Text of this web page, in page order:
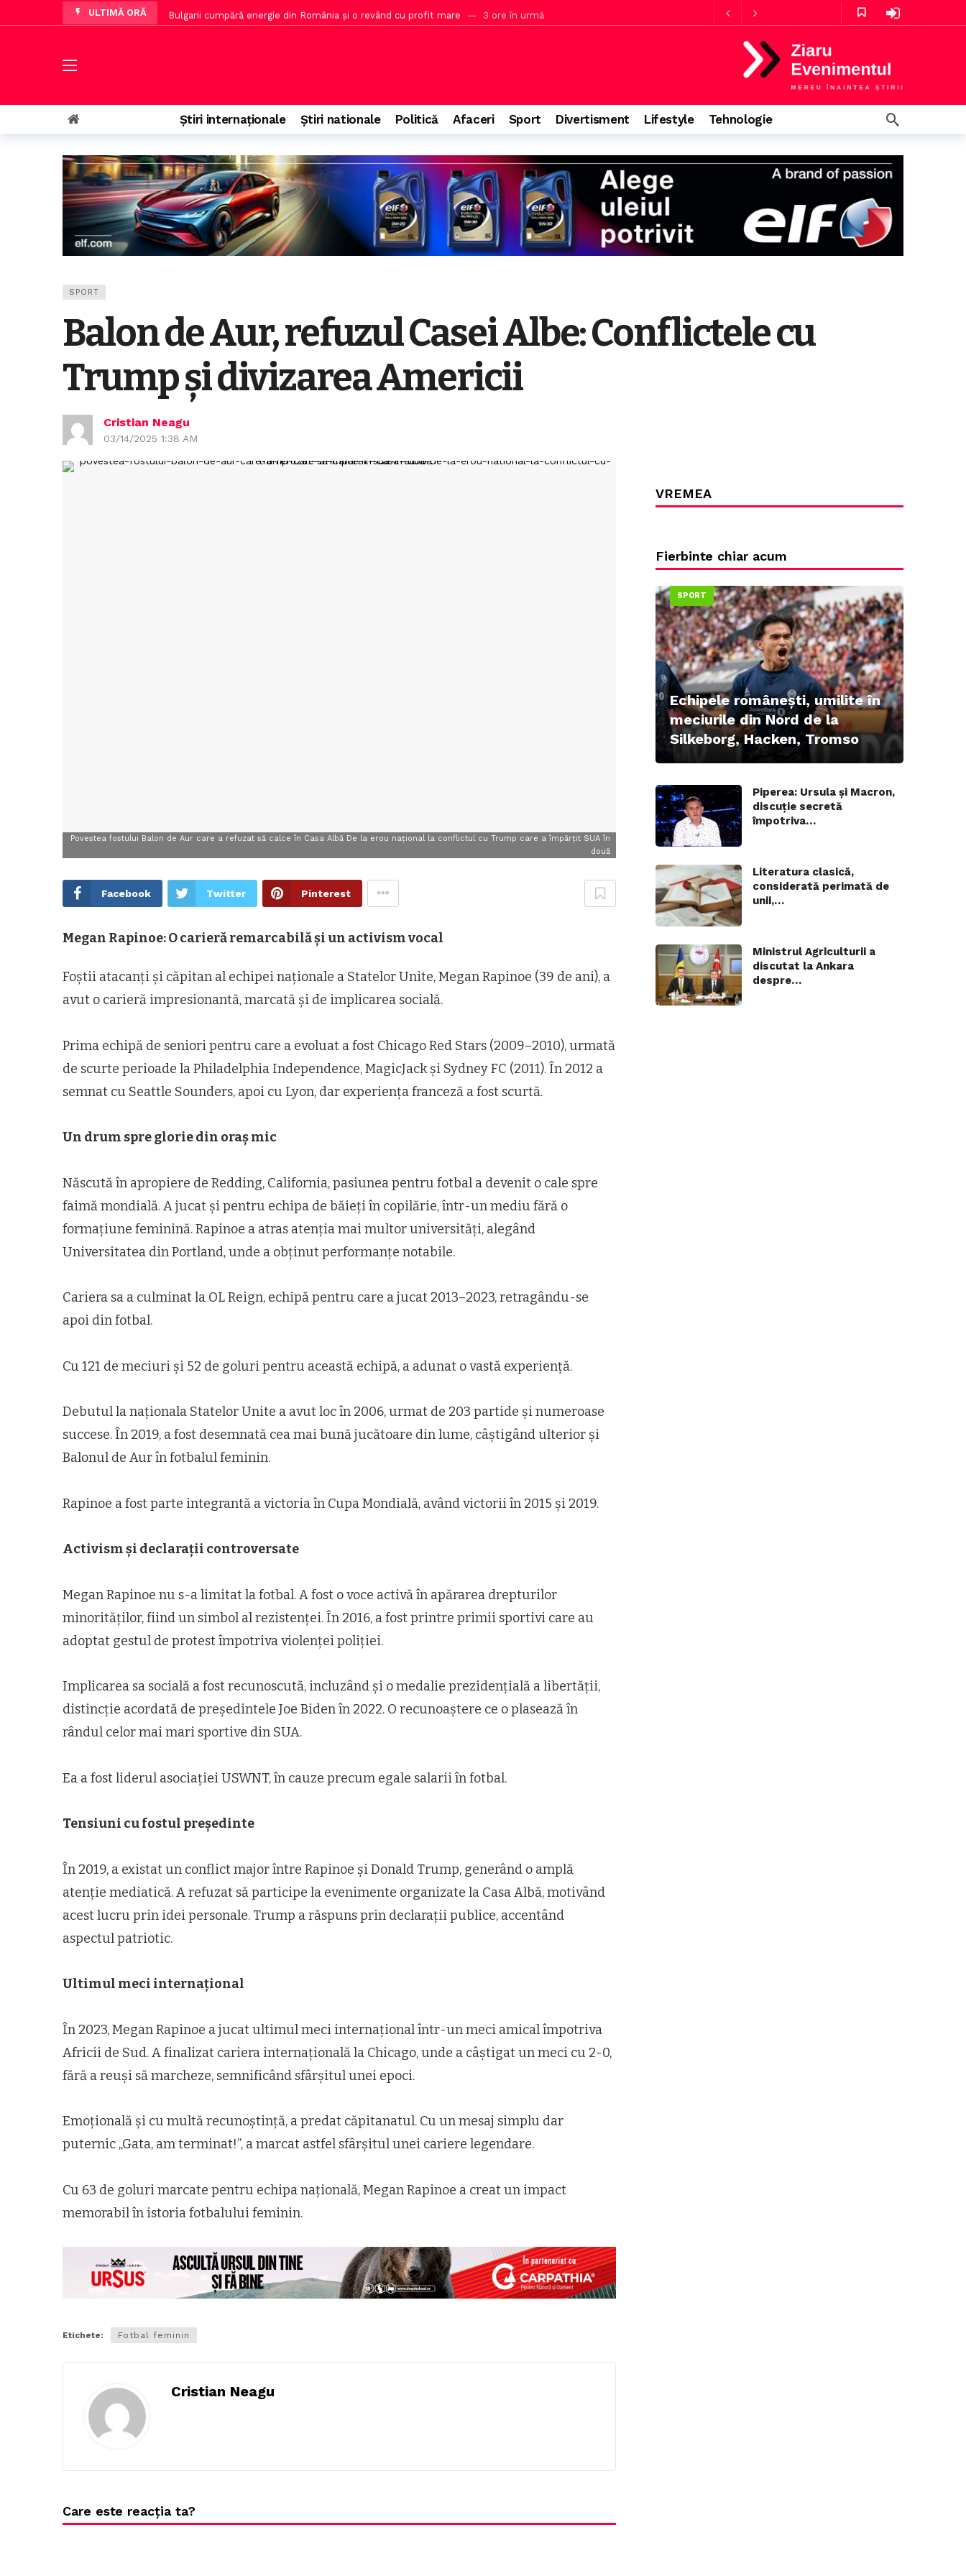
ULTIMĂ ORĂ Bulgarii cumpără energie din România și o revând cu profit mare 3 ore în urmă
Deutsche Bank stabilește orașele europene cu băuturi sub 1 euro în 2026 5 ore în urmă
Votul la alegerile europarlamentare devine mai simplu pentru cetățeni o oră în urmă
Știri internaționale Știri nationale Politică Afaceri Sport Divertisment Lifestyle Tehnologie
SPORT
Balon de Aur, refuzul Casei Albe: Conflictele cu
Trump și divizarea Americii
Cristian Neagu
03/14/2025 1:38 AM
Povestea fostului Balon de Aur care a refuzat să calce în Casa Albă De la erou național la conflictul cu Trump care a împărțit SUA în
două
Facebook Twitter Pinterest
Megan Rapinoe: O carieră remarcabilă și un activism vocal
Foștii atacanți și căpitan al echipei naționale a Statelor Unite, Megan Rapinoe (39 de ani), a
avut o carieră impresionantă, marcată și de implicarea socială.
Prima echipă de seniori pentru care a evoluat a fost Chicago Red Stars (2009–2010), urmată
de scurte perioade la Philadelphia Independence, MagicJack și Sydney FC (2011). În 2012 a
semnat cu Seattle Sounders, apoi cu Lyon, dar experiența franceză a fost scurtă.
Un drum spre glorie din oraș mic
Născută în apropiere de Redding, California, pasiunea pentru fotbal a devenit o cale spre
faimă mondială. A jucat și pentru echipa de băieți în copilărie, într-un mediu fără o
formațiune feminină. Rapinoe a atras atenția mai multor universități, alegând
Universitatea din Portland, unde a obținut performanțe notabile.
Cariera sa a culminat la OL Reign, echipă pentru care a jucat 2013–2023, retragându-se
apoi din fotbal.
Cu 121 de meciuri și 52 de goluri pentru această echipă, a adunat o vastă experiență.
Debutul la naționala Statelor Unite a avut loc în 2006, urmat de 203 partide și numeroase
succese. În 2019, a fost desemnată cea mai bună jucătoare din lume, câștigând ulterior și
Balonul de Aur în fotbalul feminin.
Rapinoe a fost parte integrantă a victoria în Cupa Mondială, având victorii în 2015 și 2019.
Activism și declarații controversate
Megan Rapinoe nu s-a limitat la fotbal. A fost o voce activă în apărarea drepturilor
minorităților, fiind un simbol al rezistenței. În 2016, a fost printre primii sportivi care au
adoptat gestul de protest împotriva violenței poliției.
Implicarea sa socială a fost recunoscută, incluzând și o medalie prezidențială a libertății,
distincție acordată de președintele Joe Biden în 2022. O recunoaștere ce o plasează în
rândul celor mai mari sportive din SUA.
Ea a fost liderul asociației USWNT, în cauze precum egale salarii în fotbal.
Tensiuni cu fostul președinte
În 2019, a existat un conflict major între Rapinoe și Donald Trump, generând o amplă
atenție mediatică. A refuzat să participe la evenimente organizate la Casa Albă, motivând
acest lucru prin idei personale. Trump a răspuns prin declarații publice, accentând
aspectul patriotic.
Ultimul meci internațional
În 2023, Megan Rapinoe a jucat ultimul meci internațional într-un meci amical împotriva
Africii de Sud. A finalizat cariera internațională la Chicago, unde a câștigat un meci cu 2-0,
fără a reuși să marcheze, semnificând sfârșitul unei epoci.
Emoțională și cu multă recunoștință, a predat căpitanatul. Cu un mesaj simplu dar
puternic „Gata, am terminat!”, a marcat astfel sfârșitul unei cariere legendare.
Cu 63 de goluri marcate pentru echipa națională, Megan Rapinoe a creat un impact
memorabil în istoria fotbalului feminin.
Etichete: Fotbal feminin
Cristian Neagu
Care este reacția ta?
VREMEA
Fierbinte chiar acum
SPORT
Echipele românești, umilite în
meciurile din Nord de la
Silkeborg, Hacken, Tromso
Piperea: Ursula și Macron,
discuție secretă
împotriva…
Literatura clasică,
considerată perimată de
unii,…
Ministrul Agriculturii a
discutat la Ankara
despre…